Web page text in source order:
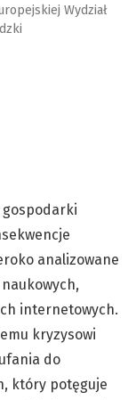
Wydział
gospodarki
analizowane
internetowych.
kryzysowi
do
który potęguje